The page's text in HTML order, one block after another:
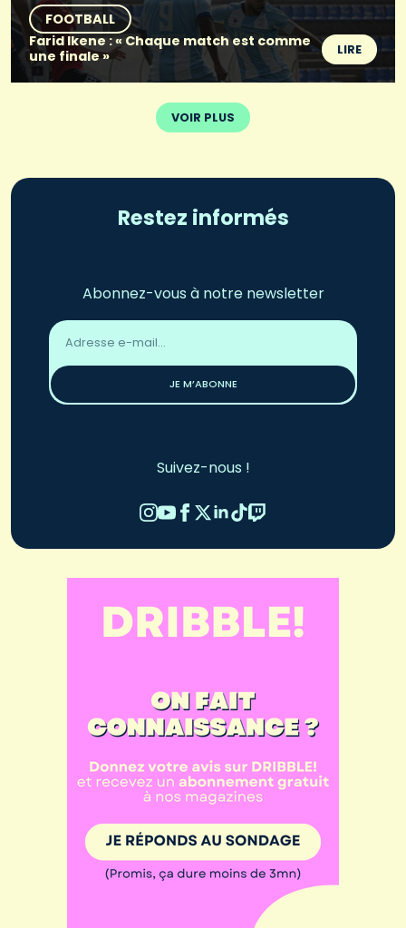
FOOTBALL
Farid Ikene : « Chaque match est comme
une finale »
LIRE
VOIR PLUS
Restez informés
Abonnez-vous à notre newsletter
Adresse
email
JE M’ABONNE
Suivez-nous !